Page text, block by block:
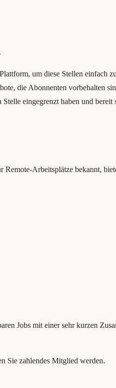
um diese Stellen einfach
die Abonnenten vorbehalten
eingegrenzt haben und bereit
Arbeitsplätze bekannt,
Jobs mit einer sehr kurzen
Sie zahlendes Mitglied werden.